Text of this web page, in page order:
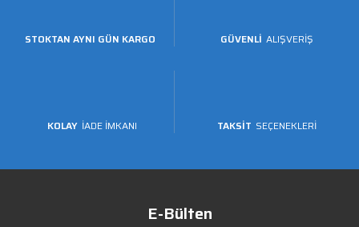
STOKTAN AYNI GÜN KARGO GÜVENLİ ALIŞVERİŞ
KOLAY İADE İMKANI TAKSİT SEÇENEKLERİ
E-Bülten